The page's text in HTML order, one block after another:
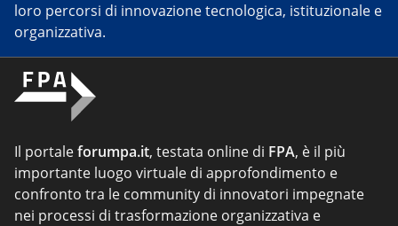
loro percorsi di innovazione tecnologica, istituzionale e
organizzativa.
Il portaleforumpa.it, testata online di FPA, è il più
importante luogo virtuale di approfondimento e
confronto tra le community di innovatori impegnate
nei processi di trasformazione organizzativa e